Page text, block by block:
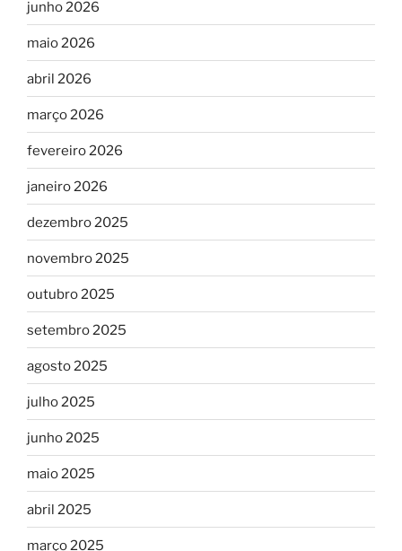
junho 2026
maio 2026
abril 2026
março 2026
fevereiro 2026
janeiro 2026
dezembro 2025
novembro 2025
outubro 2025
setembro 2025
agosto 2025
julho 2025
junho 2025
maio 2025
abril 2025
março 2025